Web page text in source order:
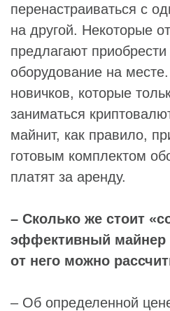
перенастраиваться с
на другой. Некоторые
предлагают приобрести
оборудование на
новичков, которые
заниматься
майнит, как правило,
готовым комплектом
платят за аренду.
– Сколько же стоит
эффективный майнер
от него можно
– Об определенной